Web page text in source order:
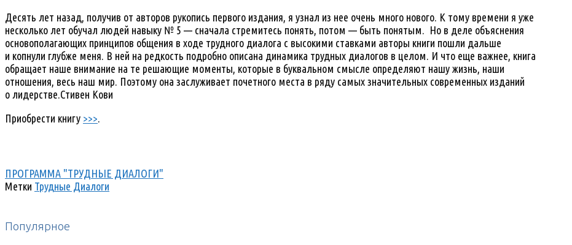
Десять лет назад, получив от авторов рукопись первого издания, я узнал из нее очень много нового. К тому времени я уже
несколько лет обучал людей навыку № 5 — сначала стремитесь понять, потом — быть понятым. Но в деле объяснения
основополагающих принципов общения в ходе трудного диалога с высокими ставками авторы книги пошли дальше
и копнули глубже меня. В ней на редкость подробно описана динамика трудных диалогов в целом. И что еще важнее, книга
обращает наше внимание на те решающие моменты, которые в буквальном смысле определяют нашу жизнь, наши
отношения, весь наш мир. Поэтому она заслуживает почетного места в ряду самых значительных современных изданий
о лидерстве. Стивен Кови
Приобрести книгу >>>
ПРОГРАММА "ТРУДНЫЕ ДИАЛОГИ"
Метки Трудные Диалоги
Популярное